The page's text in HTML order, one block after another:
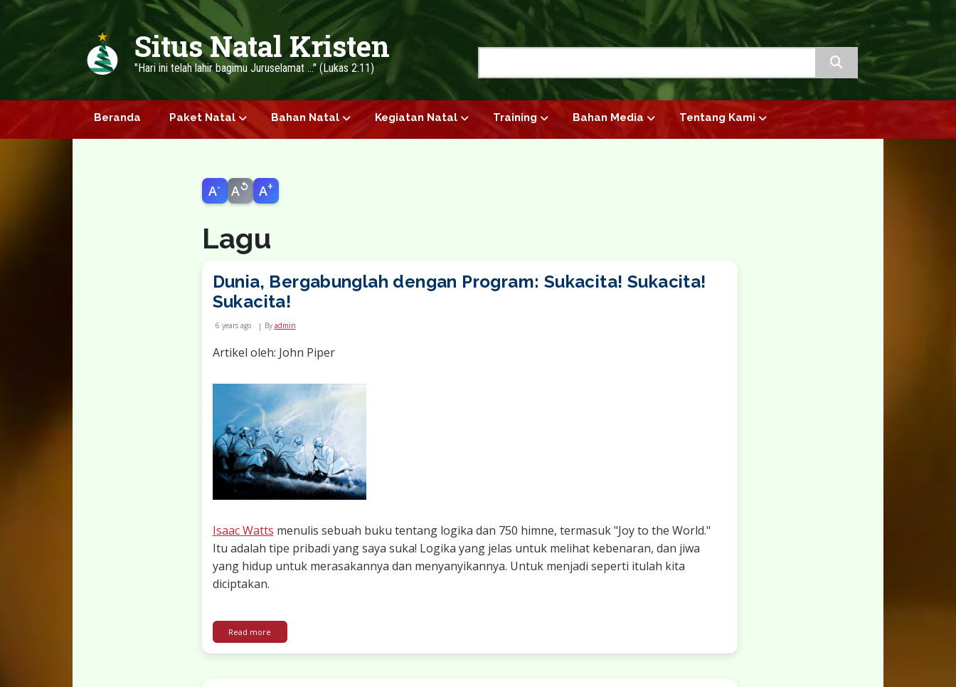
Skip to main content
Situs Natal Kristen
"Hari ini telah lahir bagimu Juruselamat ..." (Lukas 2:11)
Search
Beranda Paket Natal Bahan Natal Kegiatan Natal Training Bahan Media Tentang Kami
A- A↺ A+
Lagu
Dunia, Bergabunglah dengan Program: Sukacita! Sukacita!
Sukacita!
6 years ago By admin
Artikel oleh: John Piper
Isaac Watts menulis sebuah buku tentang logika dan 750 himne, termasuk "Joy to the World."
Itu adalah tipe pribadi yang saya suka! Logika yang jelas untuk melihat kebenaran, dan jiwa
yang hidup untuk merasakannya dan menyanyikannya. Untuk menjadi seperti itulah kita
diciptakan.
Read more